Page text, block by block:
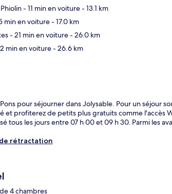
- 11 min en voiture- 13.1 km
min en voiture- 17.0 km
- 21 min en voiture- 26.0 km
min en voiture- 26.6 km
pour séjourner dans Jolysable. Pour un séjour
et profiterez de petits plus gratuits comme l'accès
tous les jours entre 07 h 00 et 09 h 30. Parmi les
rétractation
4 chambres